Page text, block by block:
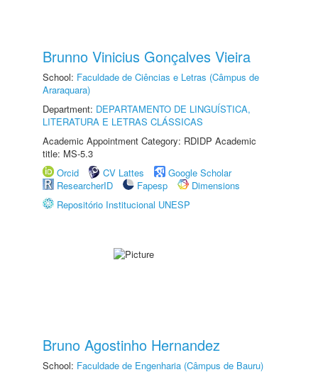
Brunno Vinicius Gonçalves Vieira
School: Faculdade de Ciências e Letras (Câmpus de
Araraquara)
Department: DEPARTAMENTO DE LINGUÍSTICA,
LITERATURA E LETRAS CLÁSSICAS
Academic Appointment Category: RDIDP Academic
title: MS-5.3
Orcid
CV Lattes
Google Scholar
ResearcherID
Fapesp
Dimensions
Repositório Institucional UNESP
Bruno Agostinho Hernandez
School: Faculdade de Engenharia (Câmpus de Bauru)